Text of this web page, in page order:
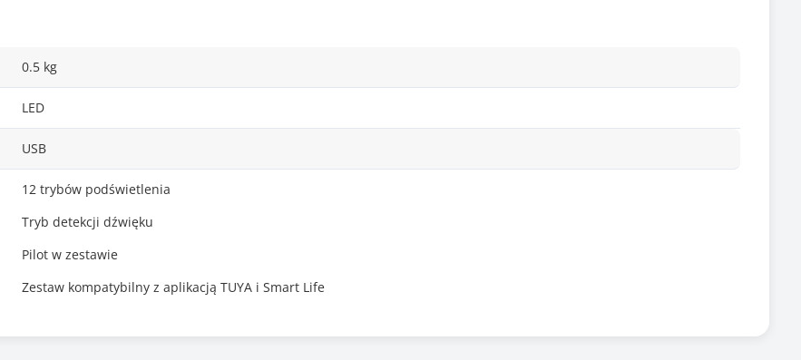
0.5 kg
LED
USB
12 trybów podświetlenia
Tryb detekcji dźwięku
Pilot w zestawie
Zestaw kompatybilny z aplikacją TUYA i Smart Life